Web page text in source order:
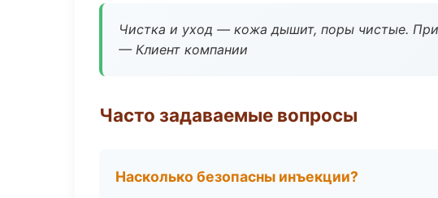
Чистка и уход — кожа дышит, поры чистые.
— Клиент компании
Часто задаваемые вопросы
Насколько безопасны инъекции?